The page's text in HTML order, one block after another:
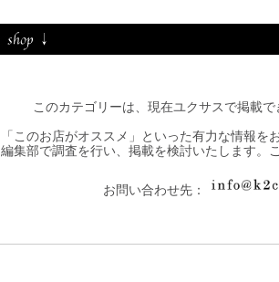
このカテゴリーは、現在ユクサスで掲載で
「このお店がオススメ」といった有力な情報を
編集部で調査を行い、掲載を検討いたします。
お問い合わせ先：